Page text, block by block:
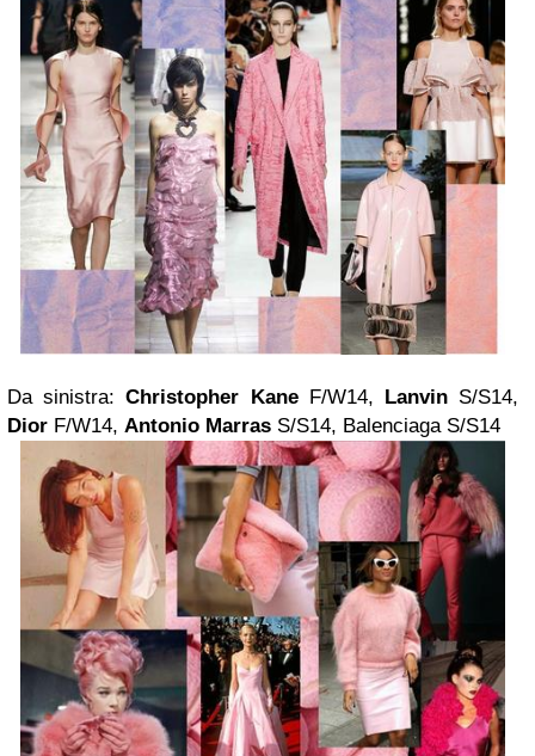
Da sinistra:Christopher KaneF/W14, LanvinS/S14,
Dior F/W14, Antonio Marras S/S14, Balenciaga S/S14